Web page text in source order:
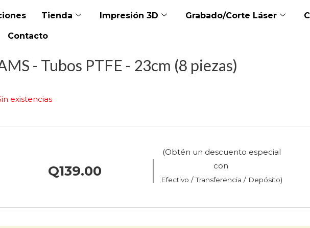
Tienda Impresión 3D Grabado/Corte Láser
Contacto
- Tubos PTFE - 23cm (8 piezas)
existencias
Q139.00
(Obtén un descuento especial
con
Efectivo / Transferencia / Depósito)